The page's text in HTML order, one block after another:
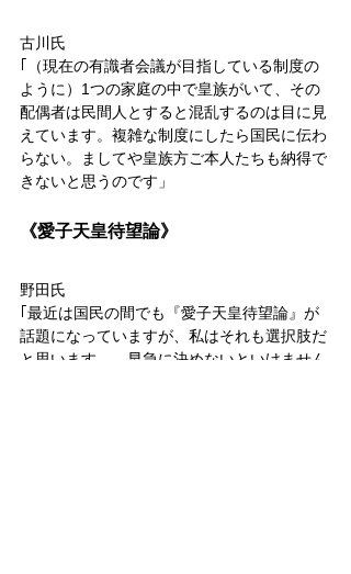
古川氏
｢（現在の有識者会議が目指している制度の
ように）1つの家庭の中で皇族がいて、その
配偶者は民間人とすると混乱するのは目に見
えています。複雑な制度にしたら国民に伝わ
らない。ましてや皇族方ご本人たちも納得で
きないと思うのです」
《愛子天皇待望論》
野田氏
｢最近は国民の間でも『愛子天皇待望論』が
話題になっていますが、私はそれも選択肢だ
と思います。…早急に決めないといけません